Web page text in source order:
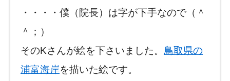
・・・・僕（院長）は字が下手なので（＾
＾；）
そのKさんが絵を下さいました。 鳥取県の
浦富海岸を描いた絵です。